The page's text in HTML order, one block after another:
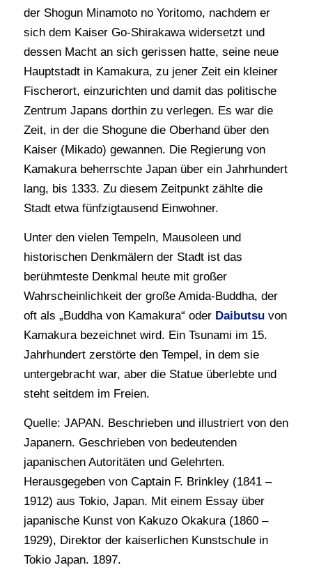
der Shogun Minamoto no Yoritomo, nachdem er
sich dem Kaiser Go-Shirakawa widersetzt und
dessen Macht an sich gerissen hatte, seine neue
Hauptstadt in Kamakura, zu jener Zeit ein kleiner
Fischerort, einzurichten und damit das politische
Zentrum Japans dorthin zu verlegen. Es war die
Zeit, in der die Shogune die Oberhand über den
Kaiser (Mikado) gewannen. Die Regierung von
Kamakura beherrschte Japan über ein Jahrhundert
lang, bis 1333. Zu diesem Zeitpunkt zählte die
Stadt etwa fünfzigtausend Einwohner.
Unter den vielen Tempeln, Mausoleen und
historischen Denkmälern der Stadt ist das
berühmteste Denkmal heute mit großer
Wahrscheinlichkeit der große Amida-Buddha, der
oft als „Buddha von Kamakura“ oder Daibutsuvon
Kamakura bezeichnet wird. Ein Tsunami im 15.
Jahrhundert zerstörte den Tempel, in dem sie
untergebracht war, aber die Statue überlebte und
steht seitdem im Freien.
Quelle: JAPAN. Beschrieben und illustriert von den
Japanern. Geschrieben von bedeutenden
japanischen Autoritäten und Gelehrten.
Herausgegeben von Captain F. Brinkley (1841 –
1912) aus Tokio, Japan. Mit einem Essay über
japanische Kunst von Kakuzo Okakura (1860 –
1929), Direktor der kaiserlichen Kunstschule in
Tokio Japan. 1897.